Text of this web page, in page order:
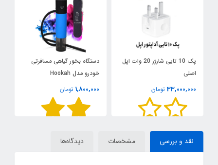
پک 10 تایی شارژر 20 وات اپل
اصلی
33,000,000 تومان
دستگاه بخور گیاهی مسافرتی
خودرو مدل Hookah
1,800,000 تومان
نقد و بررسی مشخصات دیدگاه‌ها